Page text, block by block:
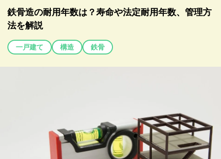
鉄骨造の耐用年数は？寿命や法定耐用年数、管理方
法を解説
一戸建て 構造 鉄骨